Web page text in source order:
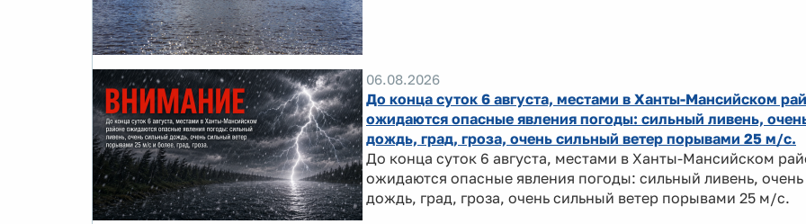
06.08.2026
До конца суток 6 августа, местами в Ханты-Мансийском
ожидаются опасные явления погоды: сильный ливень,
дождь, град, гроза, очень сильный ветер порывами 25 м/с.
До конца суток 6 августа, местами в Ханты-Мансийском
ожидаются опасные явления погоды: сильный ливень,
дождь, град, гроза, очень сильный ветер порывами 25 м/с.